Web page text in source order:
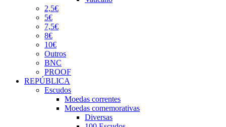
2,5€
5€
7,5€
8€
10€
Outros
BNC
PROOF
REPÚBLICA
Escudos
Moedas correntes
Moedas comemorativas
Diversas